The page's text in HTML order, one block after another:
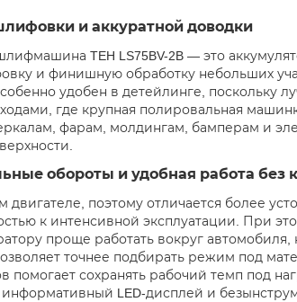
и аккуратной доводки
TEH LS75BV-2B — это
и финишную обработку небольших
удобен в детейлинге, поскольку
где крупная полировальная
фарам, молдингам, бамперам и
обороты и удобная работа без
двигателе, поэтому отличается более
к интенсивной эксплуатации. При
проще работать вокруг
точнее подбирать режим под
помогает сохранять рабочий темп под
LED-дисплей и